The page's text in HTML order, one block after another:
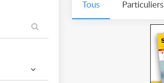
Tous Particuliers